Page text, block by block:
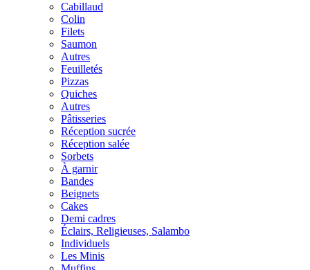
Cabillaud
Colin
Filets
Saumon
Autres
Feuilletés
Pizzas
Quiches
Autres
Pâtisseries
Réception sucrée
Réception salée
Sorbets
À garnir
Bandes
Beignets
Cakes
Demi cadres
Éclairs, Religieuses, Salambo
Individuels
Les Minis